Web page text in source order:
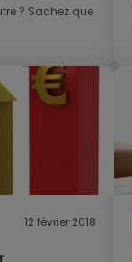
? Sachez que
12 février 2018